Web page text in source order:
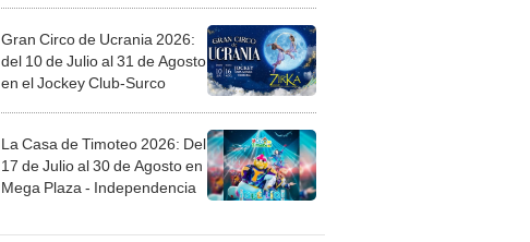
Gran Circo de Ucrania 2026:
del 10 de Julio al 31 de Agosto
en el Jockey Club-Surco
La Casa de Timoteo 2026: Del
17 de Julio al 30 de Agosto en
Mega Plaza - Independencia